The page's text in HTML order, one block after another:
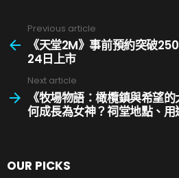
義的經歷。
談到下一步，他表示團隊重心
應》、《闇龍紀元》以及提供
共和國》版本更新。
more
Previous article
《天堂2M》事前預約突破
24日上市
Next article
《牧場物語：橄欖鎮與希望
何成長為女神？祠堂地點、用
OUR PICKS